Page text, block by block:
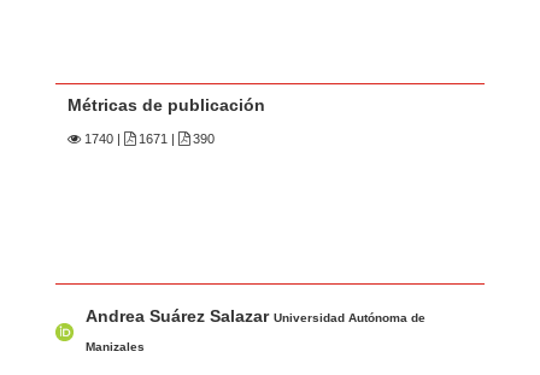
Métricas de publicación
1740 | 1671 | 390
u
Andrea Suárez SalazarUniversidad Autónoma de
Manizales